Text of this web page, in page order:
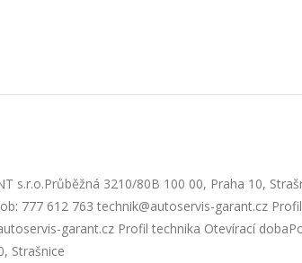
s.r.o.Průběžná 3210/80B 100 00, Praha 10,
777 612 763 technik@autoservis-garant.cz Profil
garant.cz Profil technika Otevírací
Strašnice